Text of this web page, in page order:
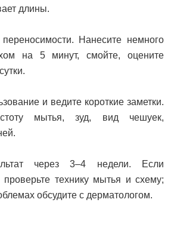
длины.
Нанесите немного
на 5 минут, смойте, оцените
и ведите короткие заметки.
мытья, зуд, вид чешуек,
через 3–4 недели. Если
проверьте технику мытья и схему;
обсудите с дерматологом.